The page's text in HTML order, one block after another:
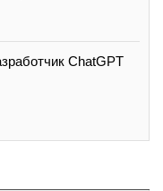
ChatGPT